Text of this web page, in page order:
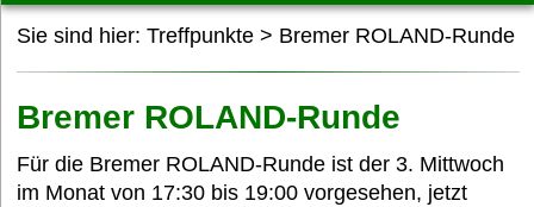
Startseite
Anbieter
Sie sind hier:Treffpunkte > Bremer ROLAND-Runde
Bremer ROLAND-Runde
Für die Bremer ROLAND-Runde ist der 3. Mittwoch
im Monat von 17:30 bis 19:00 vorgesehen, jetzt